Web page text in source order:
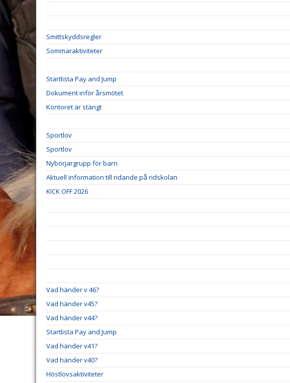
Smittskyddsregler
Sommaraktiviteter
Startlista Pay and Jump
Dokument inför årsmötet
Kontoret är stängt
Sportlov
Sportlov
Nybörjargrupp för barn
Aktuell information till ridande på ridskolan
KICK OFF 2026
Vad händer v 46?
Vad händer v45?
Vad händer v44?
Startlista Pay and Jump
Vad händer v41?
Vad händer v40?
Höstlovsaktiviteter